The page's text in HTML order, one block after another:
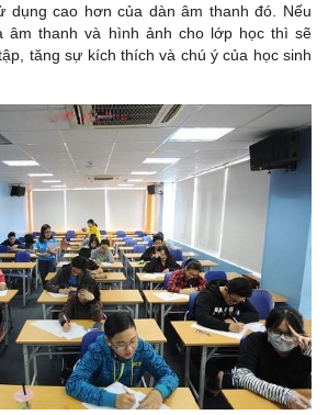
dụng cao hơn của dàn âm thanh đó. Nếu
âm thanh và hình ảnh cho lớp học thì sẽ
tăng sự kích thích và chú ý của học sinh